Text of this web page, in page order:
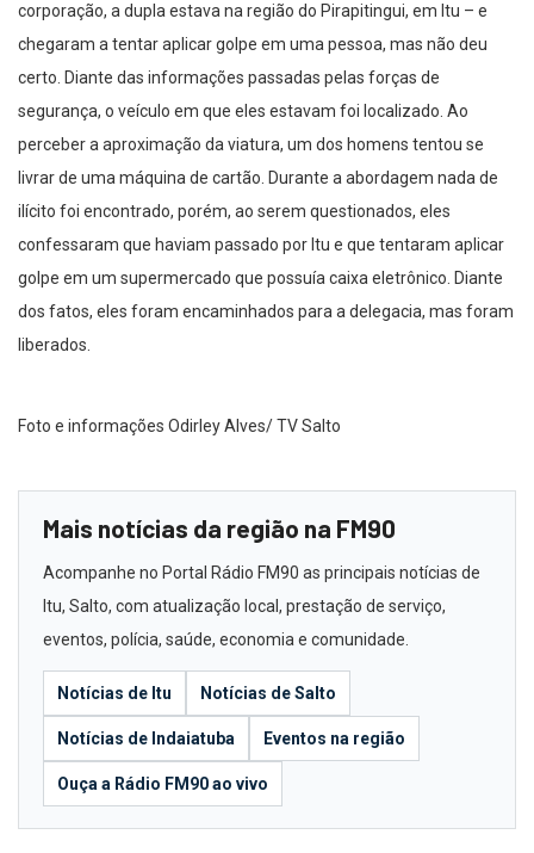
corporação, a dupla estava na região do Pirapitingui, em Itu – e
chegaram a tentar aplicar golpe em uma pessoa, mas não deu
certo. Diante das informações passadas pelas forças de
segurança, o veículo em que eles estavam foi localizado. Ao
perceber a aproximação da viatura, um dos homens tentou se
livrar de uma máquina de cartão. Durante a abordagem nada de
ilícito foi encontrado, porém, ao serem questionados, eles
confessaram que haviam passado por Itu e que tentaram aplicar
golpe em um supermercado que possuía caixa eletrônico. Diante
dos fatos, eles foram encaminhados para a delegacia, mas foram
liberados.
Foto e informações Odirley Alves/ TV Salto
Mais notícias da região na FM90
Acompanhe no Portal Rádio FM90 as principais notícias de
Itu, Salto, com atualização local, prestação de serviço,
eventos, polícia, saúde, economia e comunidade.
Notícias de Itu Notícias de Salto
Notícias de Indaiatuba Eventos na região
Ouça a Rádio FM90 ao vivo